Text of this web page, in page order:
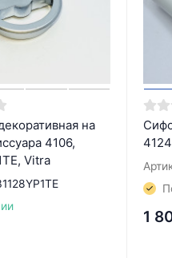
на
4106,
Vitra
1